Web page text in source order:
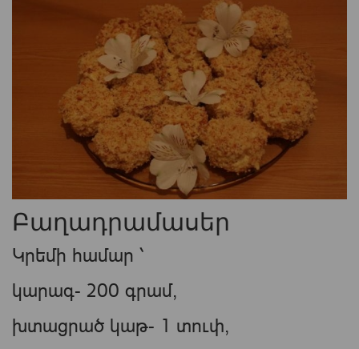
Բաղադրամասեր
Կրեմի համար ՝
կարագ- 200 գրամ,
խտացրած կաթ- 1 տուփ,